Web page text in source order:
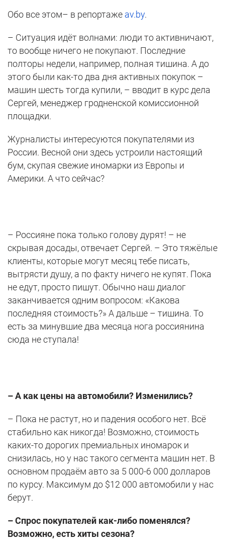
Обо все этом– в репортаже av.by.
– Ситуация идёт волнами: люди то активничают,
то вообще ничего не покупают. Последние
полторы недели, например, полная тишина. А до
этого были как-то два дня активных покупок –
машин шесть тогда купили, – вводит в курс дела
Сергей, менеджер гродненской комиссионной
площадки.
Журналисты интересуются покупателями из
России. Весной они здесь устроили настоящий
бум, скупая свежие иномарки из Европы и
Америки. А что сейчас?
– Россияне пока только голову дурят! – не
скрывая досады, отвечает Сергей. – Это тяжёлые
клиенты, которые могут месяц тебе писать,
вытрясти душу, а по факту ничего не купят. Пока
не едут, просто пишут. Обычно наш диалог
заканчивается одним вопросом: «Какова
последняя стоимость?» А дальше – тишина. То
есть за минувшие два месяца нога россиянина
сюда не ступала!
– А как цены на автомобили? Изменились?
– Пока не растут, но и падения особого нет. Всё
стабильно как никогда! Возможно, стоимость
каких-то дорогих премиальных иномарок и
снизилась, но у нас такого сегмента машин нет. В
основном продаём авто за 5 000-6 000 долларов
по курсу. Максимум до $12 000 автомобили у нас
берут.
– Спрос покупателей как-либо поменялся?
Возможно, есть хиты сезона?